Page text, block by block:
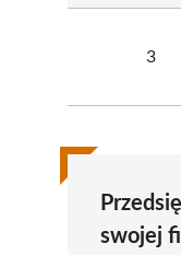
3
swojej